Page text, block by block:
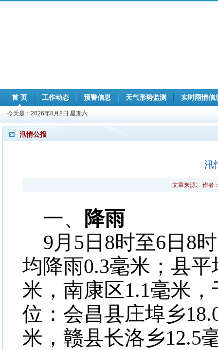
首 页 工作动态 预警信息 天气形势监测 实时雨情信
今天是： 2026年8月8日 星期六
汛情公报
汛
文章来源: 作者
一、
降雨
9月 5 日 8时至6 日 8
均降雨0.3毫米；县
米，南康区1.1毫米，
位：会昌县庄埠乡
米，赣县长洛乡12.5